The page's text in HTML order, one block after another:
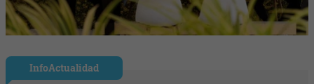
InfoActualidad